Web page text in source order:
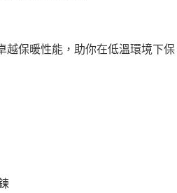
越保暖性能，助你在低溫環境下保